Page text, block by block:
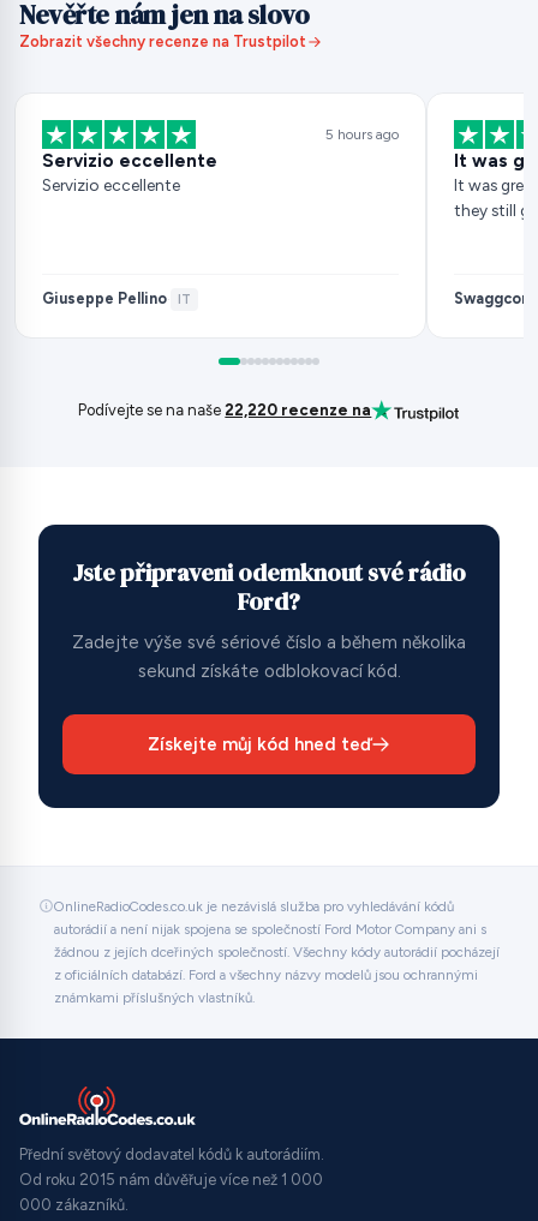
Nevěřte nám jen na slovo
Zobrazit všechny recenze na Trustpilot
5 hours ago
Servizio eccellente
Servizio eccellente
Giuseppe Pellino· IT
It was
It was
they still
Swaggcorn
Podívejte se na naše22,220 recenze na
Jste připraveni odemknout své rádio
Ford?
Zadejte výše své sériové číslo a během několika
sekund získáte odblokovací kód.
Získejte můj kód hned teď
OnlineRadioCodes.co.uk je nezávislá služba pro vyhledávání kódů
autorádií a není nijak spojena se společností Ford Motor Company ani s
žádnou z jejích dceřiných společností. Všechny kódy autorádií pocházejí
z oficiálních databází. Ford a všechny názvy modelů jsou ochrannými
známkami příslušných vlastníků.
Přední světový dodavatel kódů k autorádiím.
Od roku 2015 nám důvěřuje více než 1 000
000 zákazníků.